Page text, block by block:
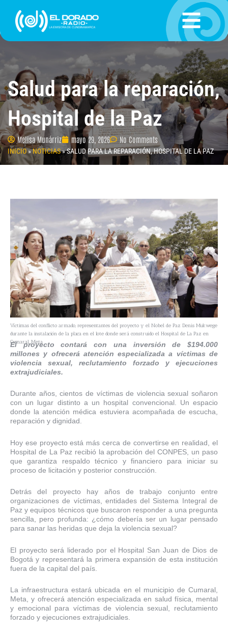
contenido
Salud para la reparación,
Hospital de la Paz
Melisa Munárriz mayo 29, 2026 No Comments
INICIO»NOTICIAS»SALUD PARA LA REPARACIÓN, HOSPITAL DE LA PAZ
Víctimas del conflicto armado, representantes del proyecto y el Nobel de Paz Denis Mukwege
durante la instalación de la placa en el lote donde será construido el Hospital de La Paz en
Cumaral, Meta.
El proyecto contará con una inversión de $194.000
millones y ofrecerá atención especializada a víctimas de
violencia sexual, reclutamiento forzado y ejecuciones
extrajudiciales.
Durante años, cientos de víctimas de violencia sexual soñaron
con un lugar distinto a un hospital convencional. Un espacio
donde la atención médica estuviera acompañada de escucha,
reparación y dignidad.
Hoy ese proyecto está más cerca de convertirse en realidad, el
Hospital de La Paz recibió la aprobación del CONPES, un paso
que garantiza respaldo técnico y financiero para iniciar su
proceso de licitación y posterior construcción.
Detrás del proyecto hay años de trabajo conjunto entre
organizaciones de víctimas, entidades del Sistema Integral de
Paz y equipos técnicos que buscaron responder a una pregunta
sencilla, pero profunda: ¿cómo debería ser un lugar pensado
para sanar las heridas que deja la violencia sexual?
El proyecto será liderado por el Hospital San Juan de Dios de
Bogotá y representará la primera expansión de esta institución
fuera de la capital del país.
La infraestructura estará ubicada en el municipio de Cumaral,
Meta, y ofrecerá atención especializada en salud física, mental
y emocional para víctimas de violencia sexual, reclutamiento
forzado y ejecuciones extrajudiciales.